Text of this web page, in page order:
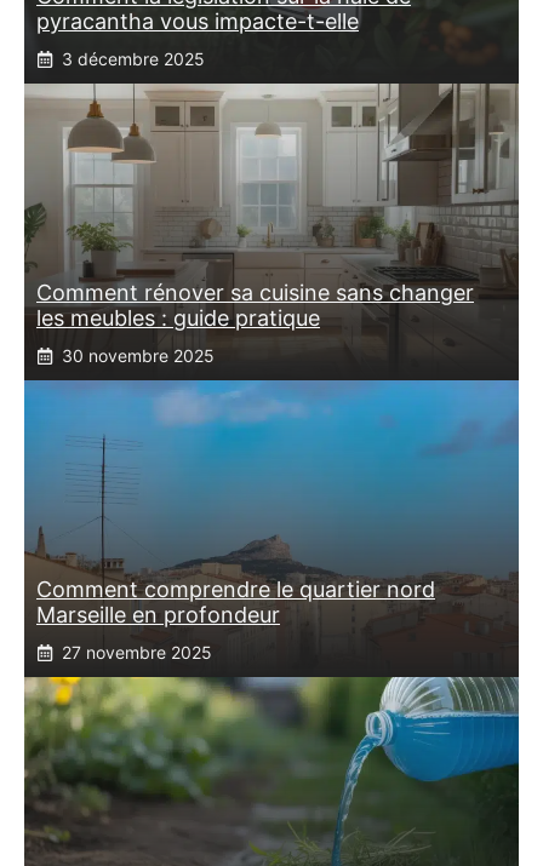
pyracantha vous impacte-t-elle
3 décembre 2025
Comment rénover sa cuisine sans changer
les meubles : guide pratique
30 novembre 2025
Comment comprendre le quartier nord
Marseille en profondeur
27 novembre 2025